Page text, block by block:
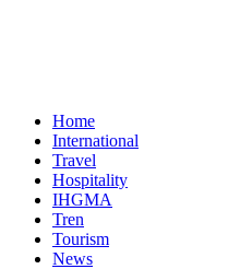
Home
International
Travel
Hospitality
IHGMA
Tren
Tourism
News